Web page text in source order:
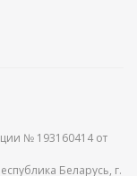
№ 193160414 от
Беларусь, г.